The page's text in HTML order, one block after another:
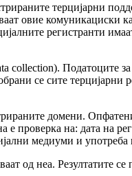
терцијарни
овие комуникациски
регистранти
collection). Податоците
се сите
домени.
проверка на: дата на
медиуми и употреба
од неа. Резултатите